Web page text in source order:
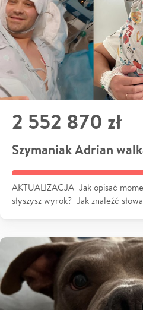
2 552 870 zł
Szymaniak Adrian
AKTUALIZACJA Jak opisać
słyszysz wyrok? Jak znaleźć